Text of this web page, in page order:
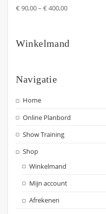
€ 90,00–€ 400,00
Winkelmand
Navigatie
Home
Online Planbord
Show Training
Shop
Winkelmand
Mijn account
Afrekenen